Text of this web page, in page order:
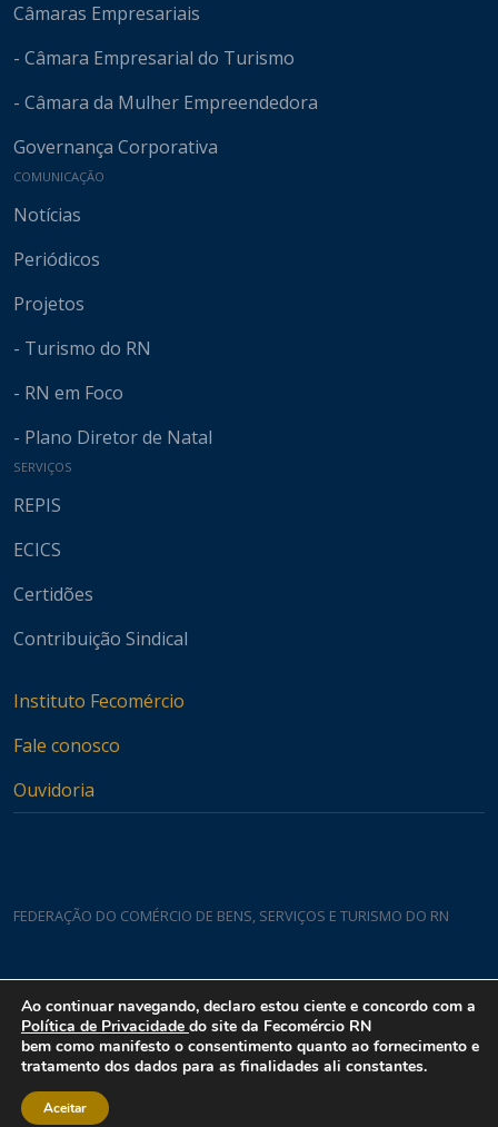
Câmaras Empresariais
- Câmara Empresarial do Turismo
- Câmara da Mulher Empreendedora
Governança Corporativa
COMUNICAÇÃO
Notícias
Periódicos
Projetos
- Turismo do RN
- RN em Foco
- Plano Diretor de Natal
SERVIÇOS
REPIS
ECICS
Certidões
Contribuição Sindical
Instituto Fecomércio
Fale conosco
Ouvidoria
FEDERAÇÃO DO COMÉRCIO DE BENS, SERVIÇOS E TURISMO DO RN
Rua Padre João Damasceno, 1935 - Lagoa Nova CEP 59075-760
Ao continuar navegando, declaro estou ciente e concordo com a
Política de Privacidade do site da Fecomércio RN
bem como manifesto o consentimento quanto ao fornecimento e
tratamento dos dados para as finalidades ali constantes.
Aceitar